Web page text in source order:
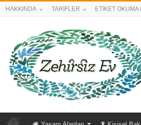
HAKKINDA TARİFLER ETİKET OKUMA